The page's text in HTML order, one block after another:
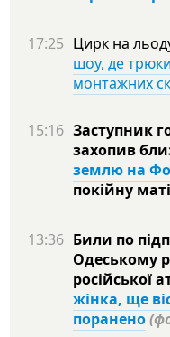
17:25 Цирк на
шоу, де
монтажних
15:16 Заступник
захопив
землю на
покійну
13:36 Били по
Одеському
російської
жінка, ще
поранено